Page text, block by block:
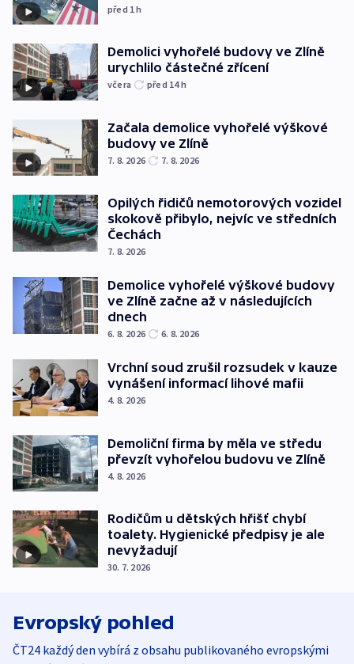
před 1h
Demolici vyhořelé budovy ve Zlíně
urychlilo částečné zřícení
včera před 14h
Začala demolice vyhořelé výškové
budovy ve Zlíně
7. 8. 2026 7. 8. 2026
Opilých řidičů nemotorových vozidel
skokově přibylo, nejvíc ve středních
Čechách
7. 8. 2026
Demolice vyhořelé výškové budovy
ve Zlíně začne až v následujících
dnech
6. 8. 2026 6. 8. 2026
Vrchní soud zrušil rozsudek v kauze
vynášení informací lihové mafii
4. 8. 2026
Demoliční firma by měla ve středu
převzít vyhořelou budovu ve Zlíně
4. 8. 2026
Rodičům u dětských hřišť chybí
toalety. Hygienické předpisy je ale
nevyžadují
30. 7. 2026
Evropský pohled
ČT24 každý den vybírá z obsahu publikovaného evropskými